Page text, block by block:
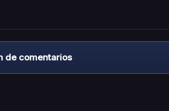
de comentarios